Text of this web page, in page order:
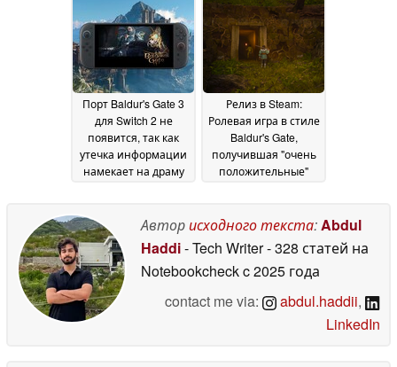
Раннем доступе в
$60, и говорит, что
сторонники Раннего
доступа должны
получить "немного
дополнительной
любви"30 January 2026
директора Epic
Games о "лучших
сделках", утверждая,
что Alan Wake 2
пострадал из-за
отказа от Steam22
January 2026
Порт Baldur's Gate 3
для Switch 2 не
появится, так как
утечка информации
намекает на драму
Релиз в Steam:
Ролевая игра в стиле
Baldur's Gate,
получившая "очень
положительные"
скидкой 17 December
Авторисходного текста:Abdul
Haddi- Tech Writer- 328 статей на
Notebookcheckc 2025 года
contact me via:
abdul.haddii,
LinkedIn